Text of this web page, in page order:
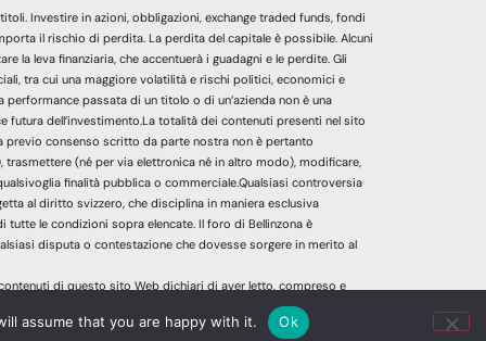
Investire in azioni, obbligazioni, exchange traded funds, fondi
il rischio di perdita. La perdita del capitale è possibile. Alcuni
la leva finanziaria, che accentuerà i guadagni e le perdite. Gli
tra cui una maggiore volatilità e rischi politici, economici e
passata di un titolo o di un’azienda non è una
futura dell’investimento.La totalità dei contenuti presenti nel sito
previo consenso scritto da parte nostra non è pertanto
(né per via elettronica né in altro modo), modificare,
finalità pubblica o commerciale.Qualsiasi controversia
al diritto svizzero, che disciplina in maniera esclusiva
tutte le condizioni sopra elencate. Il foro di Bellinzona è
disputa o contestazione che dovesse sorgere in merito al
di questo sito Web dichiari di aver letto, compreso e
assume that you are happy with it. Ok